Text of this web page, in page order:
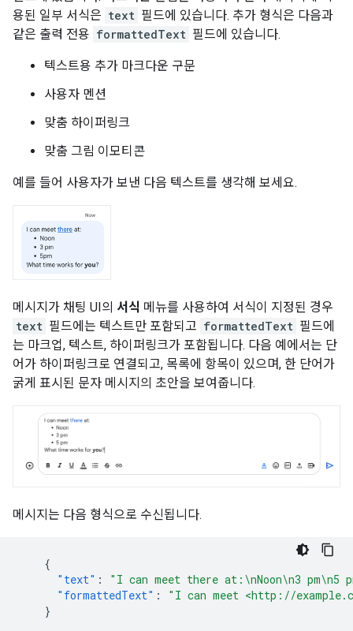
용된 일부 서식은 text 필드에 있습니다. 추가 형식은 다음과
같은 출력 전용 formattedText 필드에 있습니다.
텍스트용 추가 마크다운 구문
사용자 멘션
맞춤 하이퍼링크
맞춤 그림 이모티콘
예를 들어 사용자가 보낸 다음 텍스트를 생각해 보세요.
메시지가 채팅 UI의 서식 메뉴를 사용하여 서식이 지정된 경우
text 필드에는 텍스트만 포함되고 formattedText 필드에
는 마크업, 텍스트, 하이퍼링크가 포함됩니다. 다음 예에서는 단
어가 하이퍼링크로 연결되고, 목록에 항목이 있으며, 한 단어가
굵게 표시된 문자 메시지의 초안을 보여줍니다.
메시지는 다음 형식으로 수신됩니다.
{
"text" :
"I can meet there at:\nNoon\n3 pm\n5
"formattedText" :
"I can meet <http://
}